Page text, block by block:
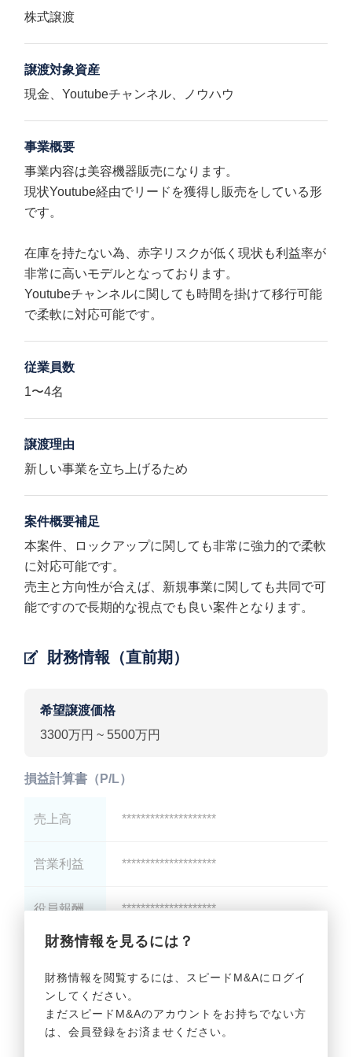
株式譲渡
譲渡対象資産
現金、Youtubeチャンネル、ノウハウ
事業概要
事業内容は美容機器販売になります。
現状Youtube経由でリードを獲得し販売をしている形
です。
在庫を持たない為、赤字リスクが低く現状も利益率が
非常に高いモデルとなっております。
Youtubeチャンネルに関しても時間を掛けて移行可能
で柔軟に対応可能です。
従業員数
1〜4名
譲渡理由
新しい事業を立ち上げるため
案件概要補足
本案件、ロックアップに関しても非常に強力的で柔軟
に対応可能です。
売主と方向性が合えば、新規事業に関しても共同で可
能ですので長期的な視点でも良い案件となります。
財務情報（直前期）
希望譲渡価格
3300万円 ~ 5500万円
財務情報を見るには？
財務情報を閲覧するには、スピードM&Aにログイ
ンしてください。
まだスピードM&Aのアカウントをお持ちでない方
は、会員登録をお済ませください。
損益計算書（P/L）
売上高 ********************
営業利益 ********************
役員報酬 ********************
貸借対照表（B/S）
総資産 ********************